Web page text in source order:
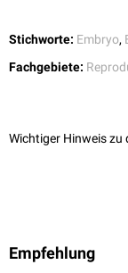
Stichworte: Embryo,
Fachgebiete:
Wichtiger Hinweis zu
Empfehlung